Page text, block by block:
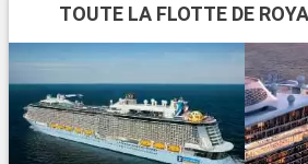
TOUTE LA FLOTTE DE